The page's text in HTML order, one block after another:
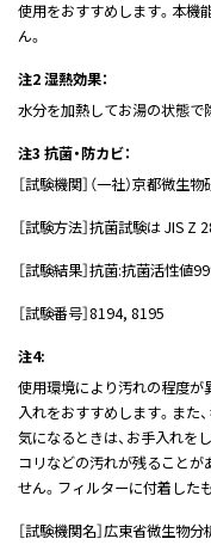
使用をおすすめします。本機
ん。
注2 湿熱効果：
水分を加熱してお湯の状態で
注3 抗菌・防カビ：
［試験機関］（一社）京都微生
［試験方法］抗菌試験は JIS
［試験結果］抗菌:抗菌活性値
［試験番号］8194, 8195
注4:
使用環境により汚れの程度が
入れをおすすめします。また
気になるときは、お手入れを
コリなどの汚れが残ることが
せん。フィルターに付着した
［試験機関名］広東省微生物